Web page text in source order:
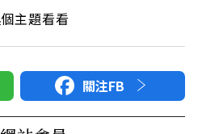
主題看看
關注FB